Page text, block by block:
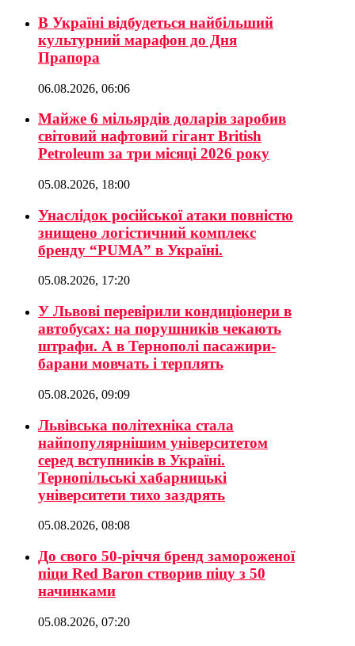
В Україні відбудеться найбільший
культурний марафон до Дня
Прапора
06.08.2026, 06:06
Майже 6 мільярдів доларів заробив
світовий нафтовий гігант British
Petroleum за три місяці 2026 року
05.08.2026, 18:00
Унаслідок російської атаки повністю
знищено логістичний комплекс
бренду “PUMA” в Україні.
05.08.2026, 17:20
У Львові перевірили кондиціонери в
автобусах: на порушників чекають
штрафи. А в Тернополі пасажири-
барани мовчать і терплять
05.08.2026, 09:09
Львівська політехніка стала
найпопулярнішим університетом
серед вступників в Україні.
Тернопільські хабарницькі
університети тихо заздрять
05.08.2026, 08:08
До свого 50-річчя бренд замороженої
піци Red Baron створив піцу з 50
начинками
05.08.2026, 07:20